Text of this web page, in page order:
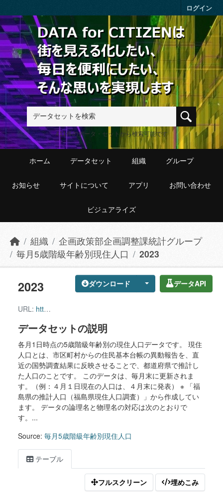
ログイン
411件のデータ・セットから検索可能です
ホーム データセット 組織 グループ
お知らせ サイトについて アプリ お問い合わせ
ビジュアライズ
組織
企画政策部企画調整課統計グループ
毎月5歳階級年齢別現住人口
2023
ダウンロード データAPI
2023
URL: https://data.data4citizen.jp/dataset/e9ff8758-56cb-41f8-8b68-a8a9baf3a8a3/resource/7ec65dd7-e471-4fa5-b38d-e833b4fce727/download/2023.csv
データセットの説明
各月1日時点の5歳階級年齢別の現住人口データです。 現住
人口とは、市区町村からの住民基本台帳の異動報告を、直
近の国勢調査結果に反映させることで、都道府県で推計し
た人口のことです。 このデータは、毎月末に更新されま
す。（例：４月１日現在の人口は、４月末に発表） ※ 「福
島県の推計人口（福島県現住人口調査）」から作成してい
ます。 データの論理名と物理名の対応は次のとおりで
す。...
Source: 毎月5歳階級年齢別現住人口
テーブル
フルスクリーン 埋めこみ